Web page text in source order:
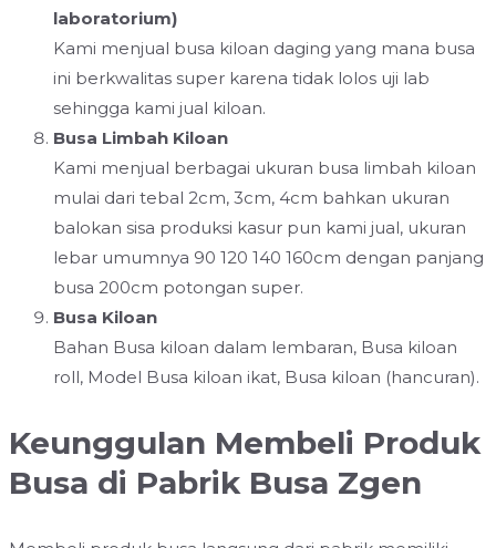
laboratorium)
Kami menjual busa kiloan daging yang mana busa
ini berkwalitas super karena tidak lolos uji lab
sehingga kami jual kiloan.
Busa Limbah Kiloan
Kami menjual berbagai ukuran busa limbah kiloan
mulai dari tebal 2cm, 3cm, 4cm bahkan ukuran
balokan sisa produksi kasur pun kami jual, ukuran
lebar umumnya 90 120 140 160cm dengan panjang
busa 200cm potongan super.
Busa Kiloan
Bahan Busa kiloan dalam lembaran, Busa kiloan
roll, Model Busa kiloan ikat, Busa kiloan (hancuran).
Keunggulan Membeli Produk
Busa di Pabrik Busa Zgen